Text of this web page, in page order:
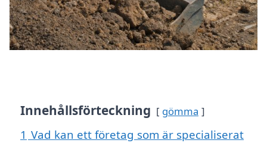
Innehållsförteckning gömma
1 Vad kan ett företag som är specialiserat